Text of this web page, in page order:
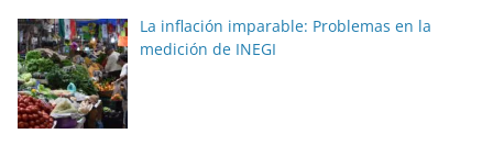
La inflación imparable: Problemas en la
medición de INEGI